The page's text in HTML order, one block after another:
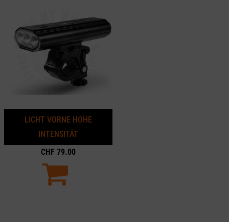
LICHT VORNE HOHE
INTENSITÄT
CHF 79.00